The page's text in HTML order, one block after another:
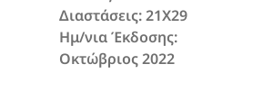
Διαστάσεις: 21Χ29
Ημ/νια Έκδοσης:
Οκτώβριος 2022